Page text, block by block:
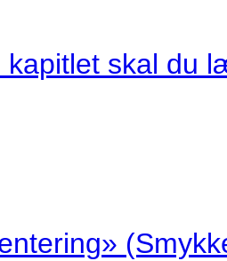
kapitlet skal du